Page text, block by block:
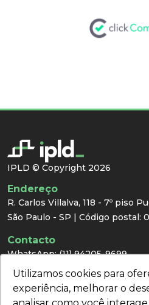
Utilizamos cookies para
experiência, melhorar o
Utilizamos cookies para
experiência, melhorar o
IPLD © Copyright 2026
Endereço
R. Carlos Villalva, 118 - 7º piso
São Paulo - SP | Código postal:
Contacto
WhatsApp: (11) 94205-9699
E-mail:
congresso@ipld.com.br
Prensa